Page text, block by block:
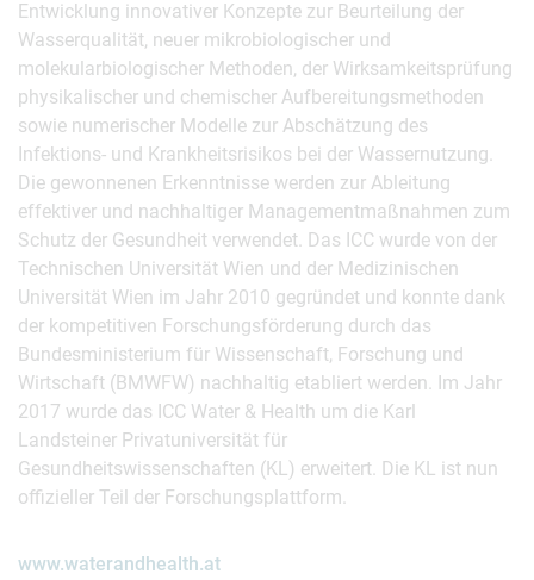
Entwicklung innovativer Konzepte zur Beurteilung der
Wasserqualität, neuer mikrobiologischer und
molekularbiologischer Methoden, der Wirksamkeitsprüfung
physikalischer und chemischer Aufbereitungsmethoden
sowie numerischer Modelle zur Abschätzung des
Infektions- und Krankheitsrisikos bei der Wassernutzung.
Die gewonnenen Erkenntnisse werden zur Ableitung
effektiver und nachhaltiger Managementmaßnahmen zum
Schutz der Gesundheit verwendet. Das ICC wurde von der
Technischen Universität Wien und der Medizinischen
Universität Wien im Jahr 2010 gegründet und konnte dank
der kompetitiven Forschungsförderung durch das
Bundesministerium für Wissenschaft, Forschung und
Wirtschaft (BMWFW) nachhaltig etabliert werden. Im Jahr
2017 wurde das ICC Water & Health um die Karl
Landsteiner Privatuniversität für
Gesundheitswissenschaften (KL) erweitert. Die KL ist nun
offizieller Teil der Forschungsplattform.
www.waterandhealth.at